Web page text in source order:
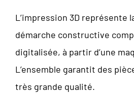
L’impression 3D représente
démarche constructive
digitalisée, à partir d’une
L’ensemble garantit des
très grande qualité.